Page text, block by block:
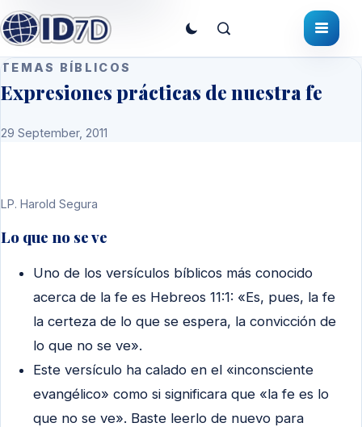
TEMAS BÍBLICOS
Expresiones prácticas de nuestra fe
29 September, 2011
LP. Harold Segura
Lo que no se ve
Uno de los versículos bíblicos más conocido
acerca de la fe es Hebreos 11:1: «Es, pues, la fe
la certeza de lo que se espera, la convicción de
lo que no se ve».
Este versículo ha calado en el «inconsciente
evangélico» como si significara que «la fe es lo
que no se ve». Baste leerlo de nuevo para